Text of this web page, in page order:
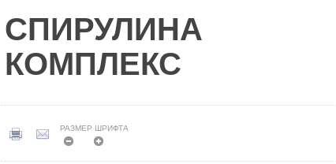
СПИРУЛИНА
КОМПЛЕКС
РАЗМЕР ШРИФТА